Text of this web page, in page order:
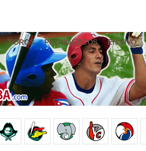
FOROS PRONÓSTICOS EN VIVO